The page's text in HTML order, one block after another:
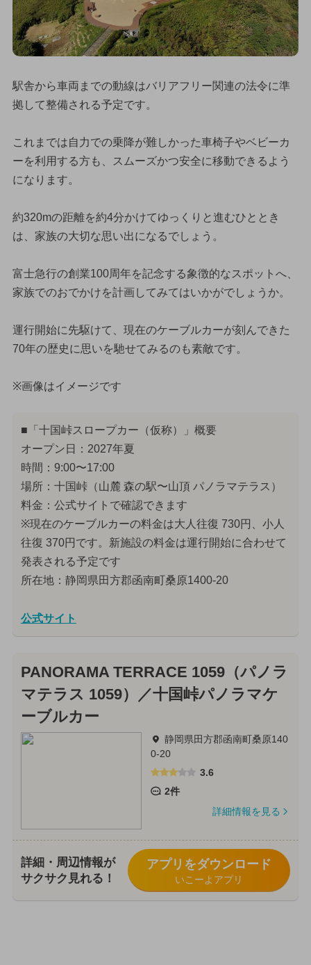
駅舎から車両までの動線はバリアフリー関連の法令に準
拠して整備される予定です。
これまでは自力での乗降が難しかった車椅子やベビーカ
ーを利用する方も、スムーズかつ安全に移動できるよう
になります。
約320mの距離を約4分かけてゆっくりと進むひととき
は、家族の大切な思い出になるでしょう。
富士急行の創業100周年を記念する象徴的なスポットへ、
家族でのおでかけを計画してみてはいかがでしょうか。
運行開始に先駆けて、現在のケーブルカーが刻んできた
70年の歴史に思いを馳せてみるのも素敵です。
※画像はイメージです
■「十国峠スロープカー（仮称）」概要
オープン日：2027年夏
時間：9:00〜17:00
場所：十国峠（山麓 森の駅〜山頂 パノラマテラス）
料金：公式サイトで確認できます
※現在のケーブルカーの料金は大人往復 730円、小人
往復 370円です。新施設の料金は運行開始に合わせて
発表される予定です
所在地：静岡県田方郡函南町桑原1400-20
公式サイト
PANORAMA TERRACE 1059（パノラ
マテラス 1059）／十国峠パノラマケ
ーブルカー
静岡県田方郡函南町桑原140
0-20
3.6
2件
詳細情報を見る
詳細・周辺情報が
サクサク見れる！
アプリをダウンロード
いこーよアプリ